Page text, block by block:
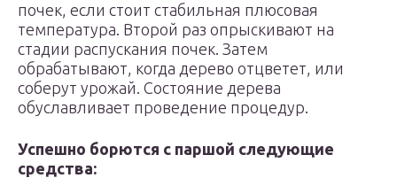
почек, если стоит стабильная плюсовая
температура. Второй раз опрыскивают на
стадии распускания почек. Затем
обрабатывают, когда дерево отцветет, или
соберут урожай. Состояние дерева
обуславливает проведение процедур.
Успешно борются с паршой следующие
средства: